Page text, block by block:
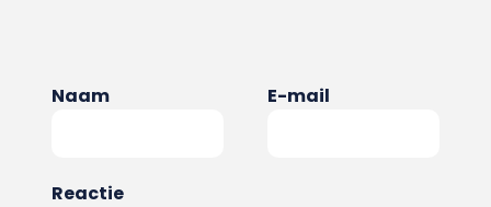
Naam E-mail
Reactie